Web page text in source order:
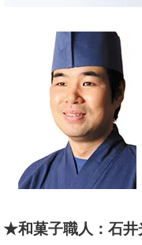
★和菓子職人：石井